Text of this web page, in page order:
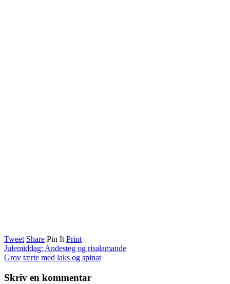
Tweet Share Pin It Print
Julemiddag: Andesteg og risalamande
Grov tærte med laks og spinat
Skriv en kommentar